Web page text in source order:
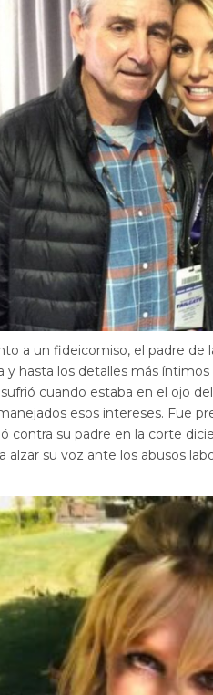
a un fideicomiso, el padre
y hasta los detalles más
cuando estaba en el ojo
esos intereses. Fue
contra su padre en la corte
alzar su voz ante los abusos